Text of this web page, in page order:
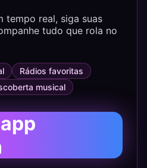
tempo real, siga suas
tudo que rola no
Rádios favoritas
musical